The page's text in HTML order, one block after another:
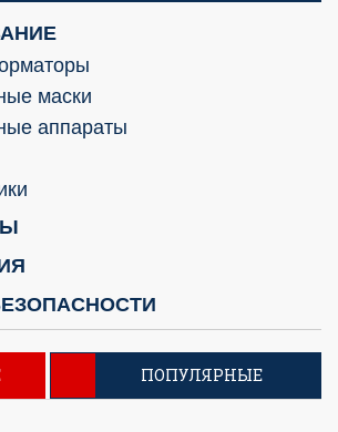
маски
аппараты
ПОПУЛЯРНЫЕ